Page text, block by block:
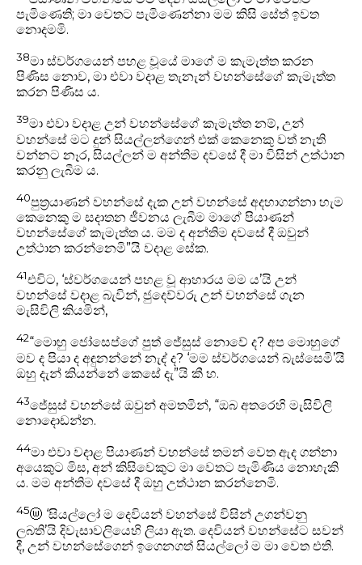
පැමිණෙති; මා වෙතට පැමිණෙන්නා මම කිසි සේත් ඉවත
නොදමමි.
38මා ස්වර්ගයෙන් පහළ වූයේ මාගේ ම කැමැත්ත කරන
පිණිස නොව, මා එවා වදාළ තැනැන් වහන්සේගේ කැමැත්ත
කරන පිණිස ය.
39මා එවා වදාළ උන් වහන්සේගේ කැමැත්ත නම්, උන්
වහන්සේ මට දුන් සියල්ලන්ගෙන් එක් කෙනෙකු වත් නැති
වන්නට නෑර, සියල්ලන් ම අන්තිම දවසේ දී මා විසින් උත්ථාන
කරනු ලැබීම ය.
40පුත්‍රයාණන් වහන්සේ දැක උන් වහන්සේ අදහාගන්නා හැම
කෙනෙකු ම සදාතන ජීවනය ලැබීම මාගේ පියාණන්
වහන්සේගේ කැමැත්ත ය. මම ද අන්තිම දවසේ දී ඔවුන්
උත්ථාන කරන්නෙමි”යි වදාළ සේක.
41එවිට, ‘ස්වර්ගයෙන් පහළ වූ ආහාරය මම ය’යි උන්
වහන්සේ වදාළ බැවින්, ජුදෙව්වරු උන් වහන්සේ ගැන
මැසිවිලි කියමින්,
42“මොහු ජෝසෙප්ගේ පුත් ජේසුස් නොවේ ද? අප මොහුගේ
මව ද පියා ද අඳුනන්නේ නැද් ද? ‘මම ස්වර්ගයෙන් බැස්සෙමි’යි
ඔහු දැන් කියන්නේ කෙසේ දැ”යි කී හ.
43ජේසුස් වහන්සේ ඔවුන් අමතමින්, “ඔබ අතරෙහි මැසිවිලි
නොදොඩන්න.
44මා එවා වදාළ පියාණන් වහන්සේ තමන් වෙත ඇද ගන්නා
අයෙකුට මිස, අන් කිසිවෙකුට මා වෙතට පැමිණිය නොහැකි
ය. මම අන්තිම දවසේ දී ඔහු උත්ථාන කරන්නෙමි.
45ⓦ ‘සියල්ලෝ ම දෙවියන් වහන්සේ විසින් උගන්වනු
ලබති’යි දිවැසාවලියෙහි ලියා ඇත. දෙවියන් වහන්සේට සවන්
දී, උන් වහන්සේගෙන් ඉගෙනගත් සියල්ලෝ ම මා වෙත එති.